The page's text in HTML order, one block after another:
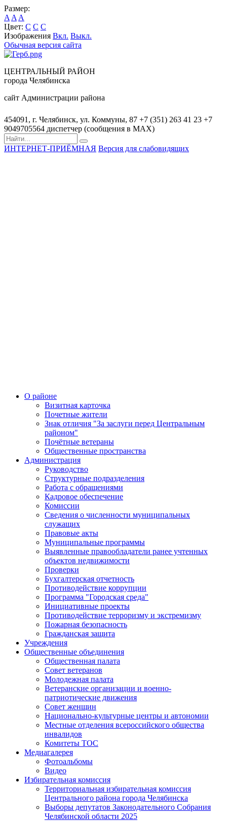
Размер:
A A A
Цвет: C C C
Изображения Вкл. Выкл.
Обычная версия сайта
ЦЕНТРАЛЬНЫЙ РАЙОН
города Челябинска
сайт Администрации района
454091, г. Челябинск, ул. Коммуны, 87 +7 (351) 263 41 23 +7
9049705564 диспетчер (сообщения в MAX)
ИНТЕРНЕТ-ПРИЁМНАЯ Версия для слабовидящих
О районе
Визитная карточка
Почетные жители
Знак отличия "За заслуги перед Центральным
районом"
Почётные ветераны
Общественные пространства
Администрация
Руководство
Структурные подразделения
Работа с обращениями
Кадровое обеспечение
Комиссии
Сведения о численности муниципальных
служащих
Правовые акты
Муниципальные программы
Выявленные правообладатели ранее учтенных
объектов недвижимости
Проверки
Бухгалтерская отчетность
Противодействие коррупции
Программа "Городская среда"
Инициативные проекты
Противодействие терроризму и экстремизму
Пожарная безопасность
Гражданская защита
Учреждения
Общественные объединения
Общественная палата
Совет ветеранов
Молодежная палата
Ветеранские организации и военно-
патриотические движения
Совет женщин
Национально-культурные центры и автономии
Местные отделения всероссийского общества
инвалидов
Комитеты ТОС
Медиагалерея
Фотоальбомы
Видео
Избирательная комиссия
Территориальная избирательная комиссия
Центрального района города Челябинска
Выборы депутатов Законодательного Собрания
Челябинской области 2025